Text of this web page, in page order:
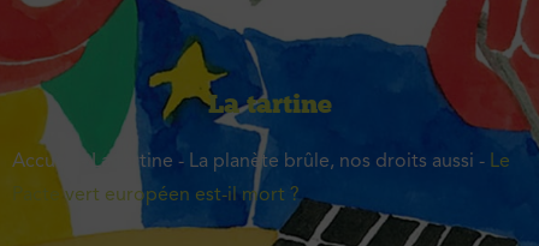
La tartine
Accueil -La tartine - La planète brûle, nos droits aussi - Le
Pacte vert européen est-il mort ?